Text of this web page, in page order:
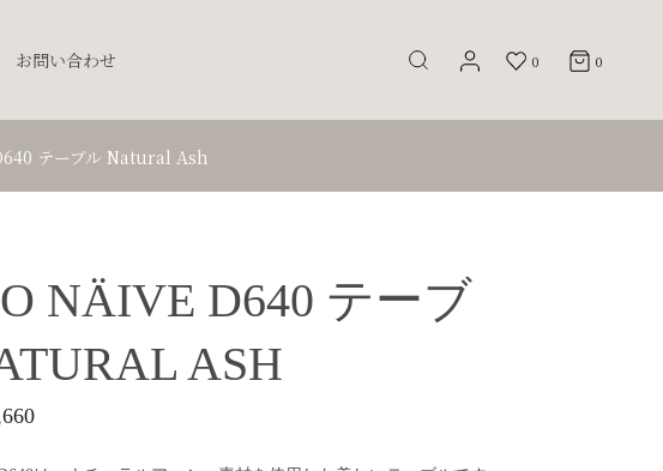
お問い合わせ 0 0
テーブル Natural Ash
NÄIVE D640 テーブ
ASH